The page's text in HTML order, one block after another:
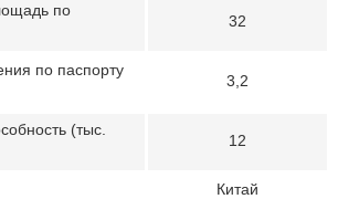
по
32
по паспорту
3,2
(тыс.
12
Китай